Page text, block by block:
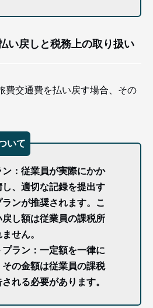
い戻しと税務上の取り扱い
費交通費を払い戻す場合、その
いて
：従業員が実際にかか
、適切な記録を提出す
ンが推奨されます。こ
し額は従業員の課税所
せん。
ラン：一定額を一律に
の金額は従業員の課税
れる必要があります。